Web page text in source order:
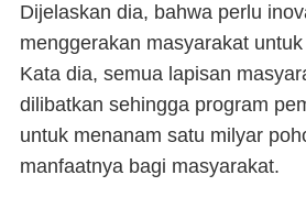
Dijelaskan dia, bahwa perlu
menggerakan masyarakat
Kata dia, semua lapisan
dilibatkan sehingga program
untuk menanam satu milyar
manfaatnya bagi masyarakat.